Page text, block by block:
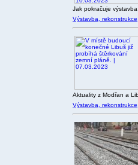
Jak pokračuje
Výstavba,
Aktuality z Modřan a
Výstavba,